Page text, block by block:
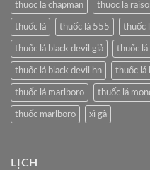
thuoc la chapman thuoc la
thuốc lá thuốc lá 555 thuốc
thuốc lá black devil giả thuốc lá
thuốc lá black devil hn thuốc lá
thuốc lá marlboro thuốc lá
thuốc marlboro xì gà
LỊCH